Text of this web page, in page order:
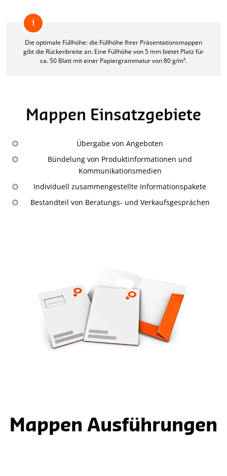
mit Laschen 3-fach und Gummiband
mit Abheftösen & Abheftstreifen
ohne Laschen
2-fach gelocht
i
Die optimale Füllhöhe: die Füllhöhe Ihrer Präsentationsmappen
gibt die Rückenbreite an. Eine Füllhöhe von 5 mm bietet Platz für
ca. 50 Blatt mit einer Papiergrammatur von 80 g/m².
Mappen Einsatzgebiete
Übergabe von Angeboten
Bündelung von Produktinformationen und
Kommunikationsmedien
Individuell zusammengestellte Informationspakete
Bestandteil von Beratungs- und Verkaufsgesprächen
Mappen Ausführungen